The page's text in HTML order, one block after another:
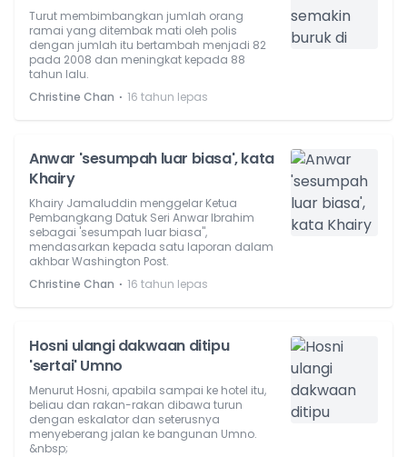
Turut membimbangkan jumlah orang
ramai yang ditembak mati oleh polis
dengan jumlah itu bertambah menjadi 82
pada 2008 dan meningkat kepada 88
tahun lalu.
Christine Chan ⋅ 16 tahun lepas
Anwar 'sesumpah luar biasa', kata
Khairy
Khairy Jamaluddin menggelar Ketua
Pembangkang Datuk Seri Anwar Ibrahim
sebagai 'sesumpah luar biasa",
mendasarkan kepada satu laporan dalam
akhbar Washington Post.
Christine Chan ⋅ 16 tahun lepas
Hosni ulangi dakwaan ditipu
'sertai' Umno
Menurut Hosni, apabila sampai ke hotel itu,
beliau dan rakan-rakan dibawa turun
dengan eskalator dan seterusnya
menyeberang jalan ke bangunan Umno.
&nbsp;